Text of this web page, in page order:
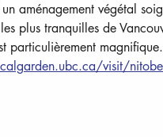
aménagement végétal
plus tranquilles de
particulièrement magnifique.
visit/